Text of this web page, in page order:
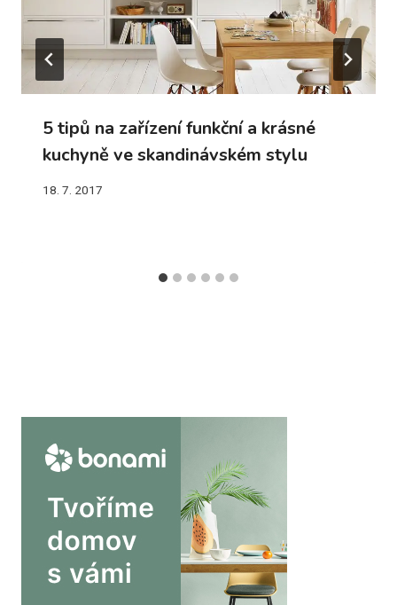
5 tipů na zařízení funkční a krásné
kuchyně ve skandinávském stylu
18. 7. 2017